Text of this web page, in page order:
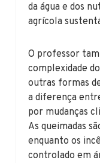
da água e dos
agrícola
O professor
complexidade
outras formas
a diferença
por mudanças
As queimadas
enquanto os
controlado em